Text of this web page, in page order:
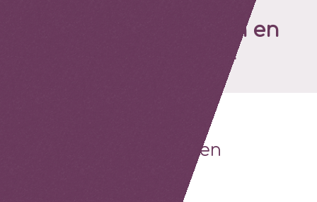
Cezanne, innovation en
diagnostic médical
Cezanne, innovation en